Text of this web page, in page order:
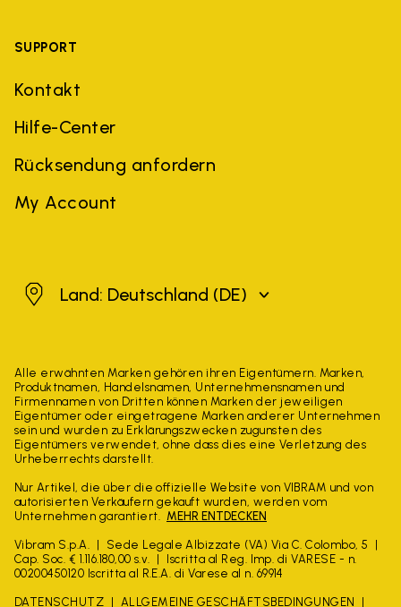
SUPPORT
Kontakt
Hilfe-Center
Rücksendung anfordern
My Account
Deutschland
Land: Deutschland (DE)
Alle erwähnten Marken gehören ihren Eigentümern. Marken,
Produktnamen, Handelsnamen, Unternehmensnamen und
Firmennamen von Dritten können Marken der jeweiligen
Eigentümer oder eingetragene Marken anderer Unternehmen
sein und wurden zu Erklärungszwecken zugunsten des
Eigentümers verwendet, ohne dass dies eine Verletzung des
Urheberrechts darstellt.
Nur Artikel, die über die offizielle Website von VIBRAM und von
autorisierten Verkäufern gekauft wurden, werden vom
Unternehmen garantiert. MEHR ENTDECKEN
Vibram S.p.A.
Sede Legale Albizzate (VA) Via C. Colombo, 5
Cap. Soc. € 1.116.180,00 s.v.
Iscritta al Reg. Imp. di VARESE - n.
00200450120 Iscritta al R.E.A. di Varese al n. 69914
DATENSCHUTZ ALLGEMEINE GESCHÄFTSBEDINGUNGEN